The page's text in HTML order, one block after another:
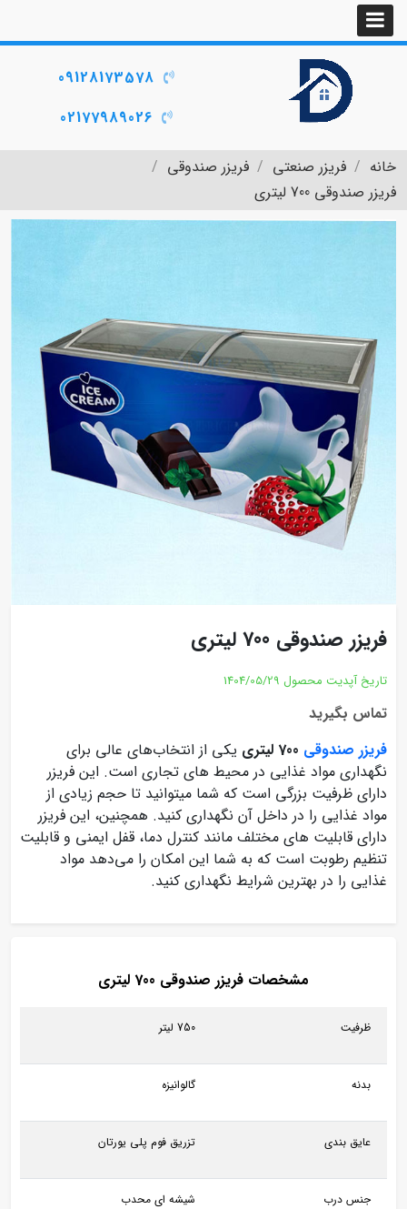
09128173578
02177989026
خانه فریزر صنعتی
فریزر صندوقی
فریزر صندوقی 700 لیتری
فریزر صندوقی 700 لیتری
تاریخ آپدیت محصول 1404/05/29
تماس بگیرید
فریزر صندوقی
یکی از انتخاب‌های عالی برای
نگهداری مواد غذایی در محیط‌ های تجاری است. این فریزر
دارای ظرفیت بزرگی است که شما میتوانید تا حجم زیادی از
مواد غذایی را در داخل آن نگهداری کنید. همچنین، این فریزر
دارای قابلیت‌ های مختلف مانند کنترل دما، قفل ایمنی و قابلیت
تنظیم رطوبت است که به شما این امکان را می‌دهد مواد
غذایی را در بهترین شرایط نگهداری کنید.
مشخصات فریزر صندوقی 700 لیتری
ظرفیت 750 لیتر
بدنه گالوانیزه
عایق بندی تزریق فوم پلی یورتان
جنس درب شیشه ای محدب